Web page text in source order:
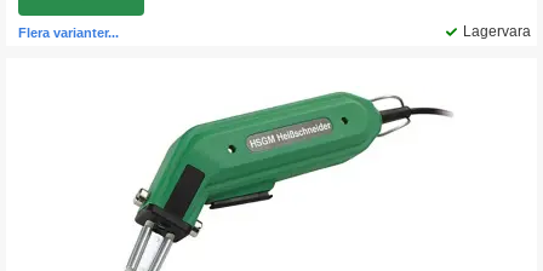
Lagervara
Flera varianter...